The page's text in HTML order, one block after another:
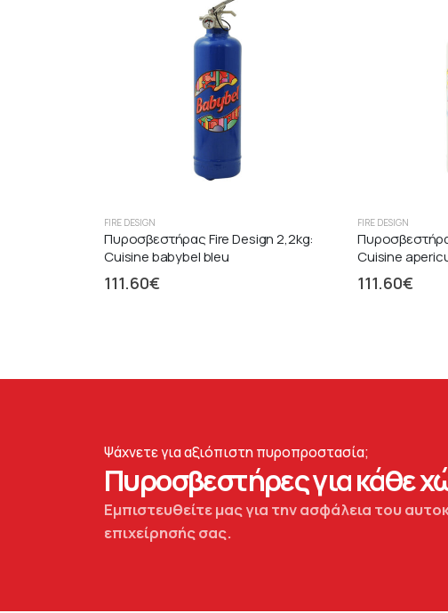
FIRE DESIGN
Πυροσβεστήρας Fire Design 2,2kg:
Cuisine babybel bleu
111.60€
FIRE DESIGN
Cuisine
111.60€
Ψάχνετε για αξιόπιστη πυροπροστασία;
Πυροσβεστήρες για κάθε
Εμπιστευθείτε μας για την ασφάλεια του
επιχείρησής σας.